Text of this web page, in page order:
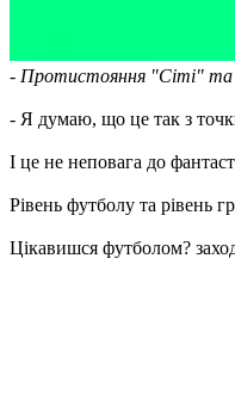
- Протистояння "Сіті" та
- Я думаю, що це так з
І це не неповага до
Рівень футболу та рівень
Цікавишся футболом?